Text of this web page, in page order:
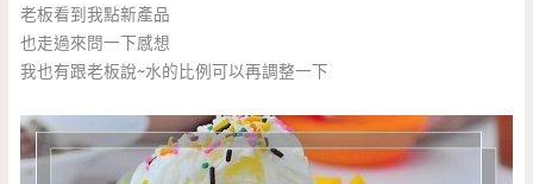
老板看到我點新產品
也走過來問一下感想
我也有跟老板說~水的比例可以再調整一下